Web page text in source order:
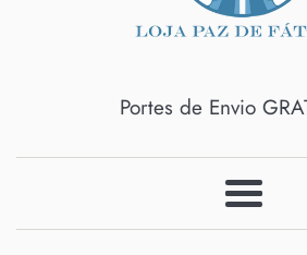
Portes de Envio
Menu